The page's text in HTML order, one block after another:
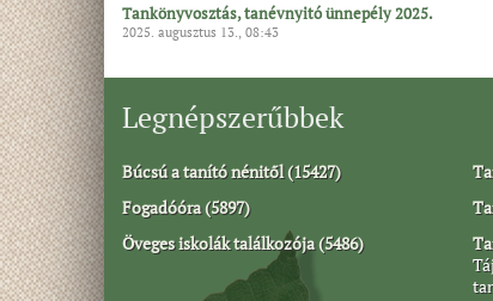
Tankönyvosztás, tanévnyitó ünnepély 2025.
2025. augusztus 13., 08:43
Legnépszerűbbek
Búcsú a tanító nénitől (15427)
Fogadóóra (5897)
Öveges iskolák találkozója (5486)